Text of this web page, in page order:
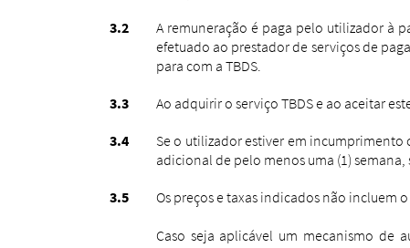
A remuneração é paga pelo utilizador à
efetuado ao prestador de serviços de
para com a TBDS.
Ao adquirir o serviço TBDS e ao aceitar
Se o utilizador estiver em incumprimento
adicional de pelo menos uma (1)
Os preços e taxas indicados não incluem
Caso seja aplicável um mecanismo de